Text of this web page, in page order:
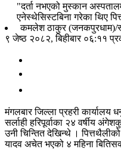
"दर्ता नभएको मुस्कान
एनेस्थेसिस्टबिना गरेका थिए
कमलेश ठाकुर (जनकपुरधाम)/
९ जेष्ठ २०८२, बिहीबार ०६:११
मंगलबार जिल्ला प्रहरी कार्यालय
सर्लाही हरिपूर्वाका २४ वर्षीय
उनी चिन्तित देखिन्थे ।
यादव अचेत भएको ४ महिना